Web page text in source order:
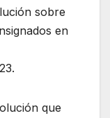
sobre
en
que